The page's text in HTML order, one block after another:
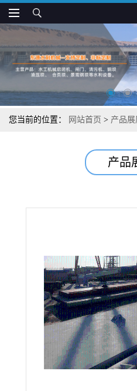
您当前的位置： 网站首页 > 产品展
产品